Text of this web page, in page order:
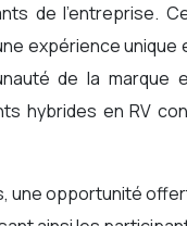
de l’entreprise.
expérience
de la marque
hybrides en RV
une opportunité